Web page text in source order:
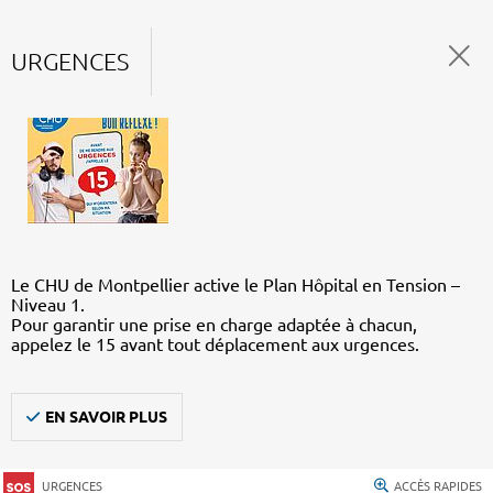
URGENCES
Le CHU de Montpellier active le Plan Hôpital en Tension –
Niveau 1.
Pour garantir une prise en charge adaptée à chacun,
appelez le 15 avant tout déplacement aux urgences.
EN SAVOIR PLUS
URGENCES ACCÈS RAPIDES